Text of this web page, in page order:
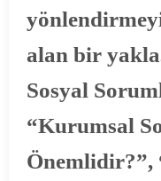
alan bir
Sosyal
“Kurumsal
Önemlidir?”,